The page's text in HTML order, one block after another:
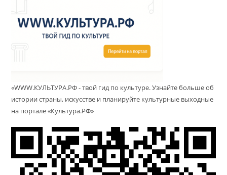
«WWW.КУЛЬТУРА.РФ - твой гид по культуре. Узнайте больше об
истории страны, искусстве и планируйте культурные выходные
на портале «Культура.РФ»